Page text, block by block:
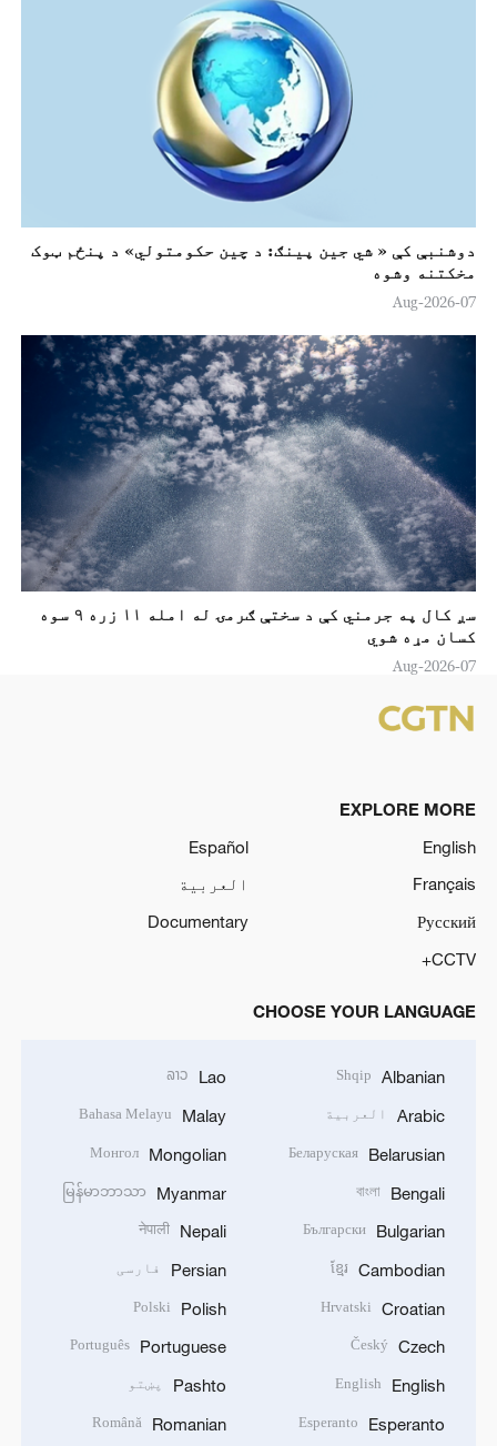
دوشنبې کې « شي جين پینګ: د چين حکومتولي» د پنځم ټوک
مخکتنه وشوه
07-Aug-2026
سږ کال په جرمني کې د سختې ګرمۍ له امله ۱۱ زره ۹ سوه
کسان مړه شوي
07-Aug-2026
EXPLORE MORE
English
Español
Français
العربية
Русский
Documentary
CCTV+
CHOOSE YOUR LANGUAGE
Albanian
Shqip
Arabic العربية
Belarusian
Беларуская
Bengali
বাংলা
Bulgarian
Български
Cambodian
ខ្មែរ
Croatian
Hrvatski
Czech
Český
English
English
Esperanto
Esperanto
Lao
ລາວ
Malay
Bahasa Melayu
Mongolian
Монгол
Myanmar
မြန်မာဘာသာ
Nepali
नेपाली
Persian فارسی
Polish
Polski
Portuguese
Português
Pashto پښتو
Romanian
Română